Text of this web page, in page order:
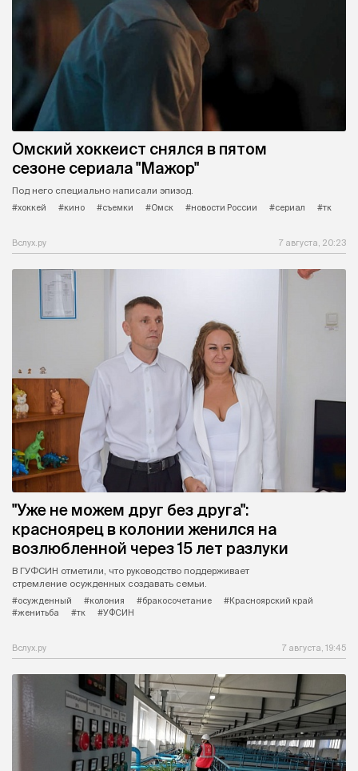
Омский хоккеист снялся в пятом
сезоне сериала "Мажор"
Под него специально написали эпизод.
#хоккей
#кино #съемки #Омск #новости России #сериал #тк
Вслух.ру 7 августа, 20:23
"Уже не можем друг без друга":
красноярец в колонии женился на
возлюбленной через 15 лет разлуки
В ГУФСИН отметили, что руководство поддерживает
стремление осужденных создавать семьи.
#осужденный
#колония #бракосочетание
#Красноярский край
#женитьба
#тк #УФСИН
Вслух.ру 7 августа, 19:45